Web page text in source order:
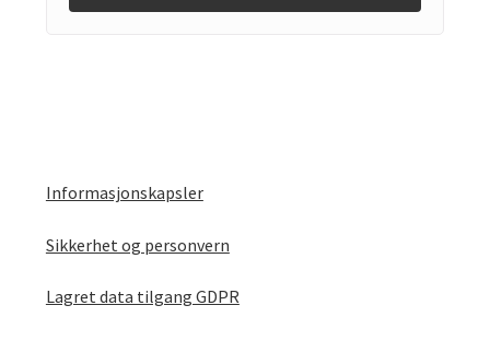
Informasjonskapsler
Sikkerhet og personvern
Lagret data tilgang GDPR